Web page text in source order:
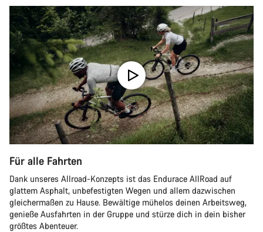
Für alle Fahrten
Dank unseres Allroad-Konzepts ist das Endurace AllRoad auf
glattem Asphalt, unbefestigten Wegen und allem dazwischen
gleichermaßen zu Hause. Bewältige mühelos deinen Arbeitsweg,
genieße Ausfahrten in der Gruppe und stürze dich in dein bisher
größtes Abenteuer.